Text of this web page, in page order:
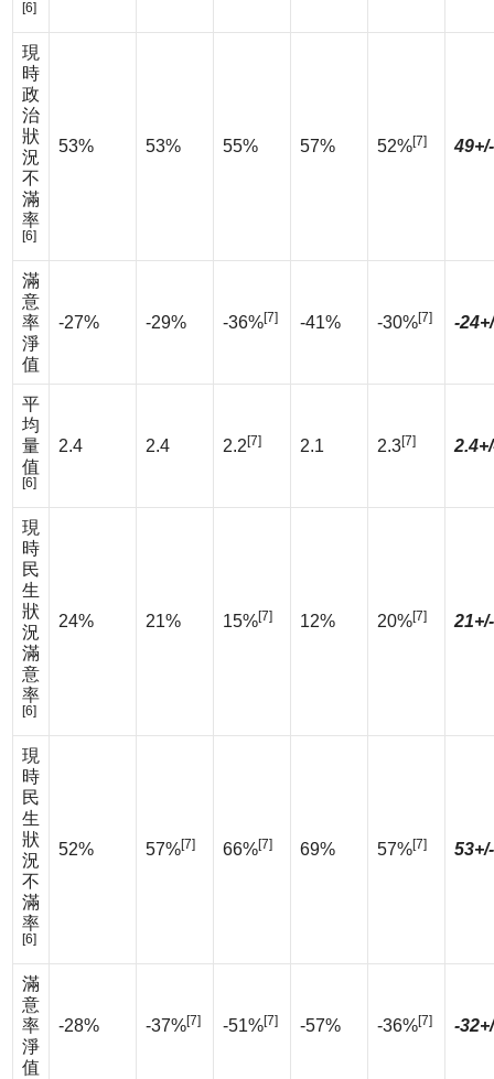
[6]
現
時
政
治
狀
況
不
滿
率
[6]
53% 53% 55% 57% 52%[7]
滿
意
率
淨
值
-27% -29% -36%[7] -41% -30%[7] -
平
均
量
值
[6]
2.4 2.4 2.2 [7] 2.1 2.3[7]
現
時
民
生
狀
況
滿
意
率
[6]
24% 21% 15%[7] 12% 20%[7]
現
時
民
生
狀
況
不
滿
率
[6]
52% 57%[7] 66%[7] 69% 57%[7]
滿
意
率
淨
值
-28% -37%[7] -51%[7] -57% -36%[7] -